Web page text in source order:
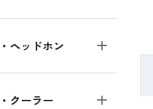
ヘッドホン
クーラー